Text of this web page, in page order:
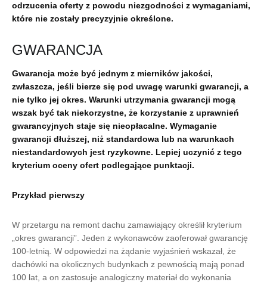
odrzucenia oferty z powodu niezgodności z wymaganiami,
które nie zostały precyzyjnie określone.
GWARANCJA
Gwarancja może być jednym z mierników jakości,
zwłaszcza, jeśli bierze się pod uwagę warunki gwarancji, a
nie tylko jej okres. Warunki utrzymania gwarancji mogą
wszak być tak niekorzystne, że korzystanie z uprawnień
gwarancyjnych staje się nieopłacalne. Wymaganie
gwarancji dłuższej, niż standardowa lub na warunkach
niestandardowych jest ryzykowne. Lepiej uczynić z tego
kryterium oceny ofert podlegające punktacji.
Przykład pierwszy
W przetargu na remont dachu zamawiający określił kryterium
„okres gwarancji”. Jeden z wykonawców zaoferował gwarancję
100-letnią. W odpowiedzi na żądanie wyjaśnień wskazał, że
dachówki na okolicznych budynkach z pewnością mają ponad
100 lat, a on zastosuje analogiczny materiał do wykonania